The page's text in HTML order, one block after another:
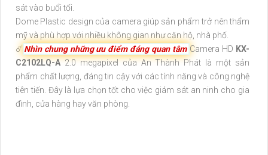
sát vào buổi tối.
Dome Plastic design của camera giúp sản phẩm trở nên thẩm
mỹ và phù hợp với nhiều không gian như căn hộ, nhà phố.
☄️ Nhìn chung những ưu điểm đáng quan tâm Camera HD KX-
C2102LQ-A2.0 megapixel của An Thành Phát là một sản
phẩm chất lượng, đáng tin cậy với các tính năng và công nghệ
tiên tiến. Đây là lựa chọn tốt cho việc giám sát an ninh cho gia
đình, cửa hàng hay văn phòng.